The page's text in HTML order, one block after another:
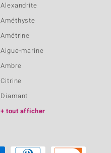
Alexandrite
Améthyste
Amétrine
Aigue-marine
Ambre
Citrine
Diamant
tout afficher